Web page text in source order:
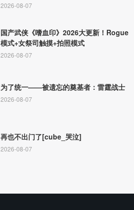
2026-08-07
国产武侠《嗜血印》2026大更新！Rogue
模式+女祭司触摸+拍照模式
2026-08-07
为了统一——被遗忘的奠基者：雷霆战士
2026-08-07
再也不出门了[cube_哭泣]
2026-08-07